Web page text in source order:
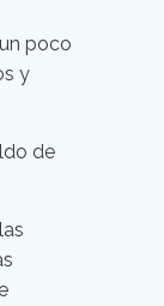
poco
y
de